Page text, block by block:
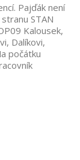
Pajďák není
STAN
Kalousek,
Dalíkovi,
počátku